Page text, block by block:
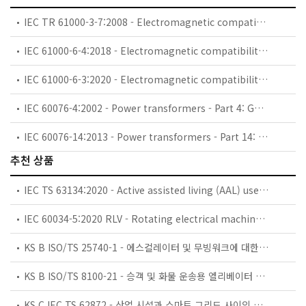
IEC TR 61000-3-7:2008 - Electromagnetic compatibility (EMC) - Part 3-7: Limits - Assessment of emission limits for the connection of fluctuating installations to MV, HV and EHV power systems
IEC 61000-6-4:2018 - Electromagnetic compatibility (EMC) - Part 6-4: Generic standards - Emission standard for industrial environments
IEC 61000-6-3:2020 - Electromagnetic compatibility (EMC) - Part 6-3: Generic standards - Emission standard for equipment in residential environments
IEC 60076-4:2002 - Power transformers - Part 4: Guide to the lightning impulse and switching impulse testing - Power transformers and reactors
IEC 60076-14:2013 - Power transformers - Part 14: Liquid-immersed power transformers using high-temperature insulation materials
추천 상품
IEC TS 63134:2020 - Active assisted living (AAL) use cases
IEC 60034-5:2020 RLV - Rotating electrical machines - Part 5: Degrees of protection provided by the integral design of rotating electrical machines (IP code) - Classification
KS B ISO/TS 25740-1 - 에스컬레이터 및 무빙워크에 대한 안전요건 — 제1부: 세계공통 필수 안전요건(GESRs)
KS B ISO/TS 8100-21 - 승객 및 화물 운송용 엘리베이터 —제21부: 세계공통 필수안전요건(GESRs)을 충족하는 세계공통 안전 파라미터(GSPs)